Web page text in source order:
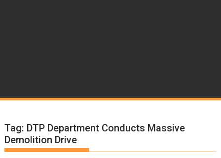
Tag: DTP Department Conducts Massive
Demolition Drive